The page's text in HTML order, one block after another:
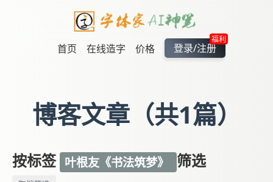
首页 在线造字 价格
福利
登录/注册
博客文章（共1篇）
按标签 叶根友《书法筑梦》 筛选